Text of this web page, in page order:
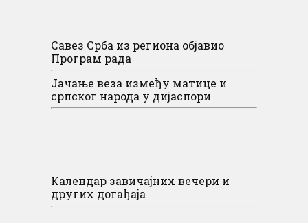
Савез Срба из региона објавио
Програм рада
Јачање веза између матице и
српског народа у дијаспори
Календар завичајних вечери и
других догађаја